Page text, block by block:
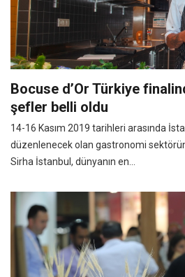
Bocuse d’Or Türkiye
şefler belli oldu
14-16 Kasım 2019 tarihleri arasında
düzenlenecek olan gastronomi
Sirha İstanbul, dünyanın en...